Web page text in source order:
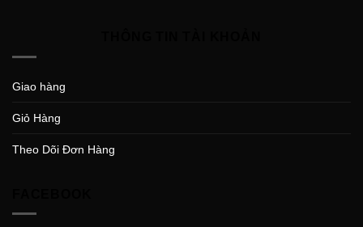
Giao hàng
Giỏ Hàng
Theo Dõi Đơn Hàng